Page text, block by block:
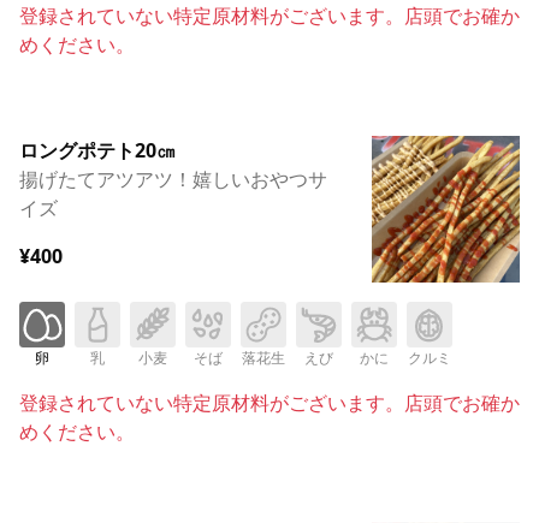
登録されていない特定原材料がございます。店頭でお確か
めください。
ロングポテト20㎝
揚げたてアツアツ！嬉しいおやつサ
イズ
¥400
卵 乳 小麦 そば 落花生 えび かに クルミ
登録されていない特定原材料がございます。店頭でお確か
めください。